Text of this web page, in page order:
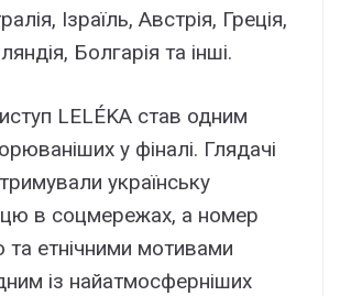
Ізраїль, Австрія, Греція,
Болгарія та інші.
LELÉKA став одним
у фіналі. Глядачі
українську
в соцмережах, а номер
та етнічними мотивами
із найатмосферніших